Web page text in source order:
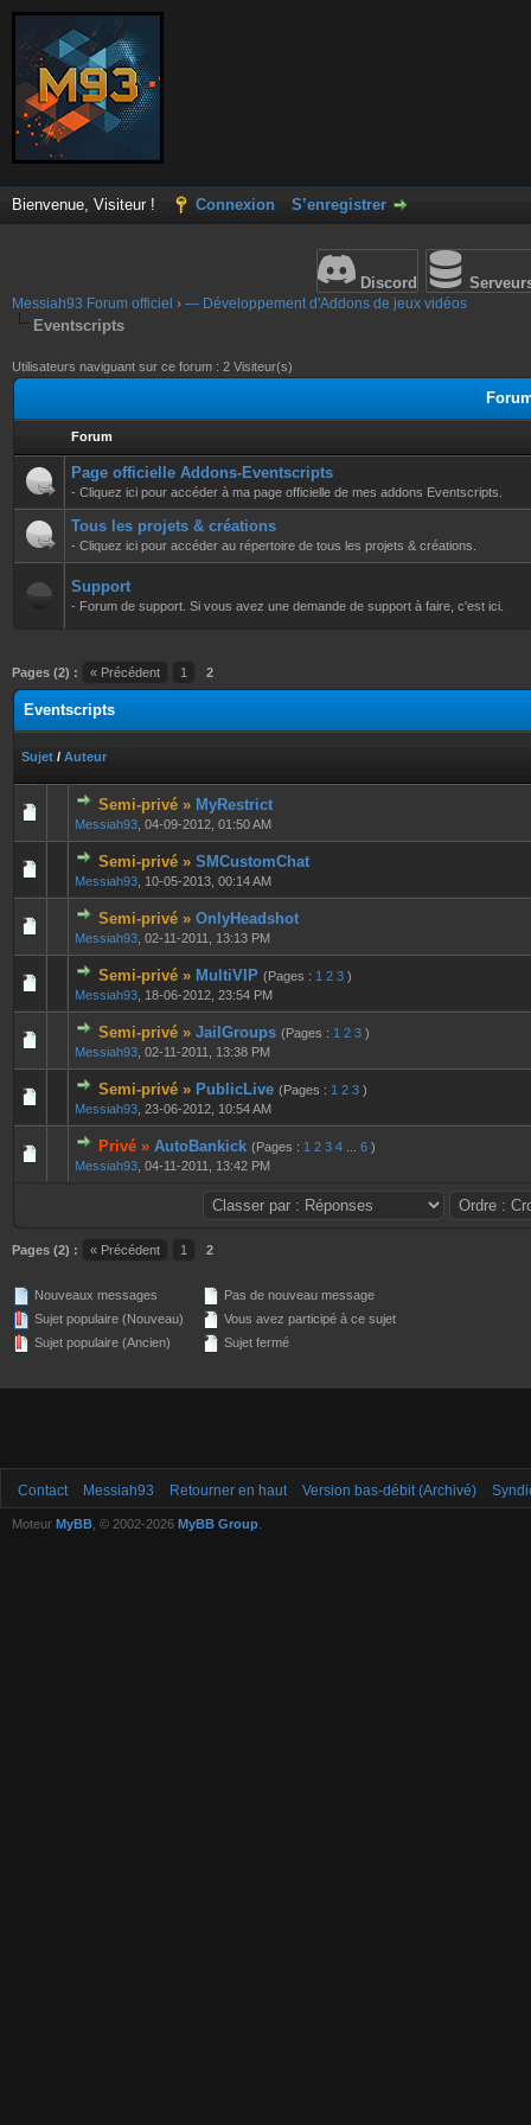
Bienvenue, Visiteur ! Connexion S’enregistrer
Discord
Messiah93 Forum officiel › — Développement d'Addons de jeux vidéos
Eventscripts
Utilisateurs naviguant sur ce forum : 2 Visiteur(s)
Forum
Page officielle Addons-Eventscripts
- Cliquez ici pour accéder à ma page officielle de mes addons Eventscripts.
Tous les projets & créations
- Cliquez ici pour accéder au répertoire de tous les projets & créations.
Support
- Forum de support. Si vous avez une demande de support à faire, c'est ici.
Pages (2) : « Précédent 1 2
Eventscripts
Sujet / Auteur
Semi-privé » MyRestrict
Messiah93 04-09-2012, 01:50 AM
0 Votes - 0 sur 5 en moyenne
123
Semi-privé » SMCustomChat
Messiah93 10-05-2013, 00:14 AM
0 Votes - 0 sur 5 en moyenne
12345
Semi-privé » OnlyHeadshot
Messiah93 02-11-2011, 13:13 PM
0 Votes - 0 sur 5 en moyenne
12345
Semi-privé » MultiVIP (Pages : 1 2 3 )
Messiah93 18-06-2012, 23:54 PM
0 Votes - 0 sur 5 en moyenne
1 2345
Semi-privé » JailGroups (Pages : 1 2 3 )
Messiah93 02-11-2011, 13:38 PM
0 Votes - 0 sur 5 en moyenne
123 45
Semi-privé » PublicLive (Pages : 1 2 3 )
Messiah93 23-06-2012, 10:54 AM
0 Votes - 0 sur 5 en moyenne
123 45
Privé » AutoBankick (Pages : 1 2 3 4 6 )
Messiah93 04-11-2011, 13:42 PM
0 Votes - 0 sur 5 en moyenne
12345
Pages (2) : « Précédent 1 2
Nouveaux messages
Sujet populaire (Nouveau)
Sujet populaire (Ancien)
Pas de nouveau message
Vous avez participé à ce sujet
Sujet fermé
Contact Messiah93 Retourner en haut Version bas-débit (Archivé)
Moteur MyBB , © 2002-2026 MyBB Group